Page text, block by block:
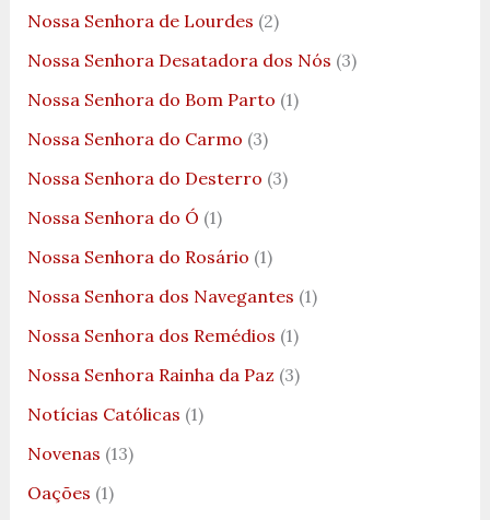
Nossa Senhora de Lourdes (2)
Nossa Senhora Desatadora dos Nós (3)
Nossa Senhora do Bom Parto (1)
Nossa Senhora do Carmo (3)
Nossa Senhora do Desterro (3)
Nossa Senhora do Ó (1)
Nossa Senhora do Rosário (1)
Nossa Senhora dos Navegantes (1)
Nossa Senhora dos Remédios (1)
Nossa Senhora Rainha da Paz (3)
Notícias Católicas (1)
Novenas (13)
Oações (1)